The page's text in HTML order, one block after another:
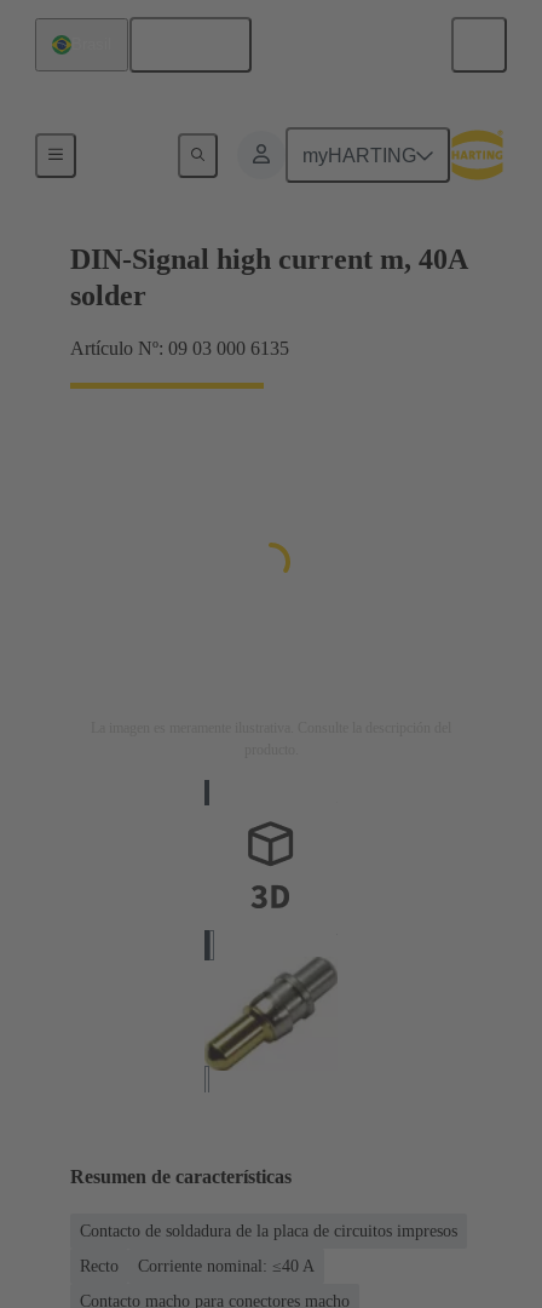
myHARTING
Terminación de placa madre a tarjeta hija
DIN-Signal high current m, 40A
solder
Artículo Nº: 09 03 000 6135
Resumen de características
Contacto de soldadura de la placa de circuitos impresos
Recto
Corriente nominal: ≤40 A
Contacto macho para conectores macho